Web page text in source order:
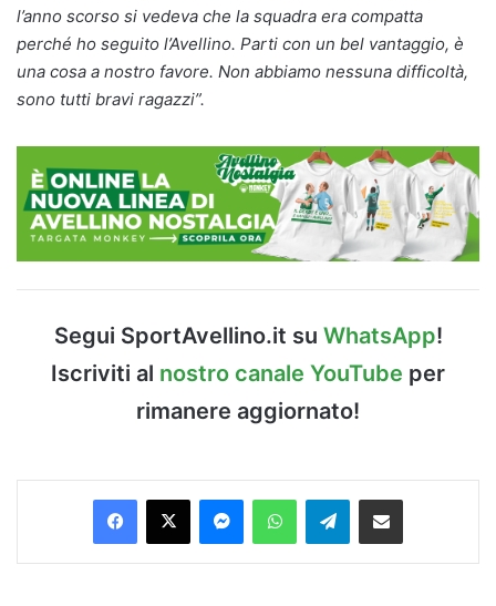
l’anno scorso si vedeva che la squadra era compatta
perché ho seguito l’Avellino. Parti con un bel vantaggio, è
una cosa a nostro favore. Non abbiamo nessuna difficoltà,
sono tutti bravi ragazzi”.
Segui SportAvellino.it su WhatsApp!
Iscriviti al nostro canale YouTube per
rimanere aggiornato!
Facebook
X MessengerWhatsAppTelegramCondividi via Email